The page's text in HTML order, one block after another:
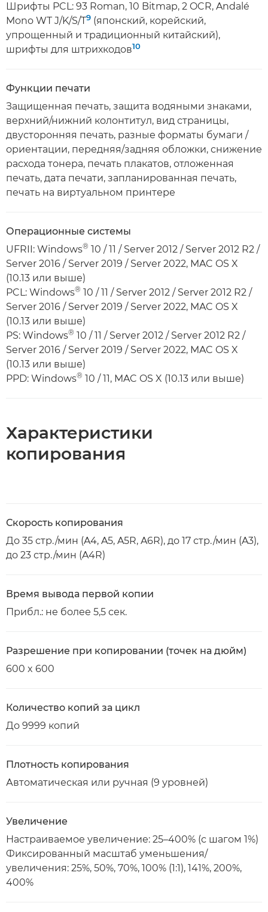
Шрифты PCL: 93 Roman, 10 Bitmap, 2 OCR, Andalé
Mono WT J/K/S/T9 (японский, корейский,
упрощенный и традиционный китайский),
шрифты для штрихкодов10
Функции печати
Защищенная печать, защита водяными знаками,
верхний/нижний колонтитул, вид страницы,
двусторонняя печать, разные форматы бумаги /
ориентации, передняя/задняя обложки, снижение
расхода тонера, печать плакатов, отложенная
печать, дата печати, запланированная печать,
печать на виртуальном принтере
Операционные системы
UFRII: Windows® 10 / 11 / Server 2012 / Server 2012 R2 /
Server 2016 / Server 2019 / Server 2022, MAC OS X
(10.13 или выше)
PCL: Windows® 10 / 11 / Server 2012 / Server 2012 R2 /
Server 2016 / Server 2019 / Server 2022, MAC OS X
(10.13 или выше)
PS: Windows® 10 / 11 / Server 2012 / Server 2012 R2 /
Server 2016 / Server 2019 / Server 2022, MAC OS X
(10.13 или выше)
PPD: Windows® 10 / 11, MAC OS X (10.13 или выше)
Характеристики
копирования
Скорость копирования
До 35 стр./мин (A4, A5, A5R, A6R), до 17 стр./мин (A3),
до 23 стр./мин (A4R)
Время вывода первой копии
Прибл.: не более 5,5 сек.
Разрешение при копировании (точек на дюйм)
600 x 600
Количество копий за цикл
До 9999 копий
Плотность копирования
Автоматическая или ручная (9 уровней)
Увеличение
Настраиваемое увеличение: 25–400% (с шагом 1%)
Фиксированный масштаб уменьшения/
увеличения: 25%, 50%, 70%, 100% (1:1), 141%, 200%,
400%